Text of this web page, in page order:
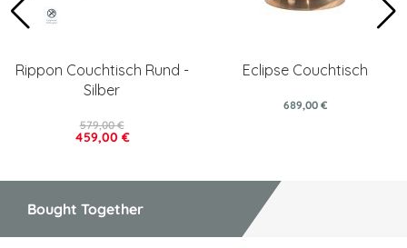
Rippon Couchtisch Rund -
Silber
459,00 €
579,00 €
Eclipse Couchtisch
689,00 €
Bought Together